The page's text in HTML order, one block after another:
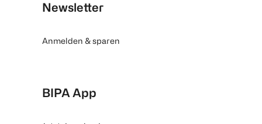
Newsletter
Anmelden & sparen
BIPA App